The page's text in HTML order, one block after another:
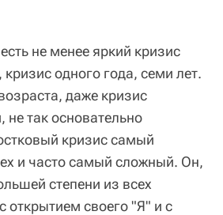
не менее яркий кризис
одного года, семи лет.
даже кризис
не так основательно
кризис самый
и часто самый сложный. Он,
степени из всех
открытием своего "Я" и с